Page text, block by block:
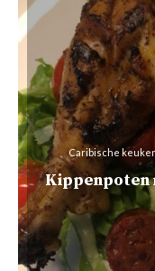
Caribische
Kippenpoten